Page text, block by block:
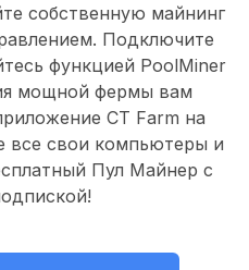
собственную майнинг
Подключите
функцией PoolMiner
мощной фермы вам
CT Farm на
все свои компьютеры и
Пул Майнер с